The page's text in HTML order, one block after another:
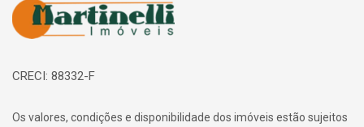
Página inicial
CRECI: 88332-F
Os valores, condições e disponibilidade dos imóveis estão sujeitos